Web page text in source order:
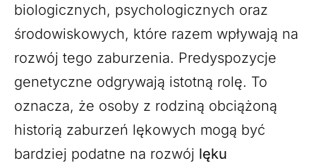
biologicznych, psychologicznych oraz
środowiskowych, które razem wpływają na
rozwój tego zaburzenia. Predyspozycje
genetyczne odgrywają istotną rolę. To
oznacza, że osoby z rodziną obciążoną
historią zaburzeń lękowych mogą być
bardziej podatne na rozwój lęku